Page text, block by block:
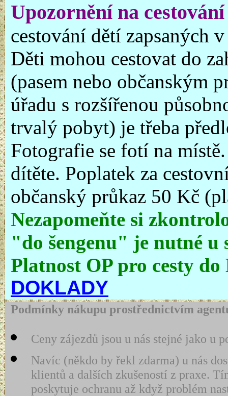
Upozornění na
cestování dětí zapsaných
Děti mohou cestovat do
(pasem nebo občanským
úřadu s rozšířenou
trvalý pobyt) je třeba
Fotografie se fotí na
dítěte. Poplatek za
občanský průkaz 50 Kč
Nezapomeňte si
"do šengenu" je nutné
Platnost OP pro cesty
DOKLADY
Podmínky nákupu prostřednictvím
Ceny zájezdů jsou u nás stejné jako u
Navíc (někdo by řekl zdarma) u nás
klientů a dalších zkušeností z praxe.
poskytuje ochranu až když problém